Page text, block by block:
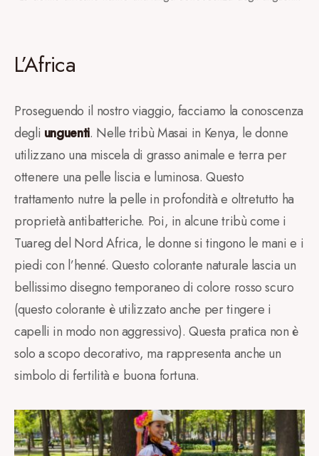
L’Africa
Proseguendo il nostro viaggio, facciamo la conoscenza
degli unguenti. Nelle tribù Masai in Kenya, le donne
utilizzano una miscela di grasso animale e terra per
ottenere una pelle liscia e luminosa. Questo
trattamento nutre la pelle in profondità e oltretutto ha
proprietà antibatteriche. Poi, in alcune tribù come i
Tuareg del Nord Africa, le donne si tingono le mani e i
piedi con l’henné. Questo colorante naturale lascia un
bellissimo disegno temporaneo di colore rosso scuro
(questo colorante è utilizzato anche per tingere i
capelli in modo non aggressivo). Questa pratica non è
solo a scopo decorativo, ma rappresenta anche un
simbolo di fertilità e buona fortuna.